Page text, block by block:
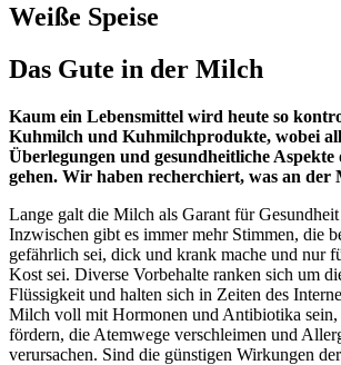
Weiße Speise
Das Gute in der Milch
Kaum ein Lebensmittel wird heute so
Kuhmilch und Kuhmilchprodukte, wobei
Überlegungen und gesundheitliche
gehen. Wir haben recherchiert, was an der
Lange galt die Milch als Garant für
Inzwischen gibt es immer mehr Stimmen, die
gefährlich sei, dick und krank mache und nur
Kost sei. Diverse Vorbehalte ranken sich um
Flüssigkeit und halten sich in Zeiten des
Milch voll mit Hormonen und Antibiotika sein,
fördern, die Atemwege verschleimen und
verursachen. Sind die günstigen Wirkungen